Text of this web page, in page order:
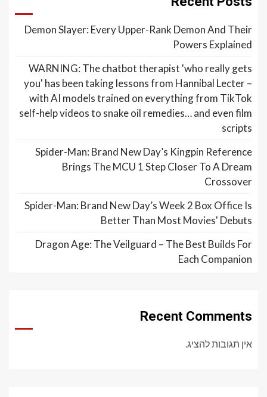
Demon Slayer: Every Upper-Rank Demon And Their
Powers Explained
WARNING: The chatbot therapist 'who really gets
you' has been taking lessons from Hannibal Lecter –
with AI models trained on everything from TikTok
self-help videos to snake oil remedies… and even film
scripts
Spider-Man: Brand New Day’s Kingpin Reference
Brings The MCU 1 Step Closer To A Dream
Crossover
Spider-Man: Brand New Day’s Week 2 Box Office Is
Better Than Most Movies' Debuts
Dragon Age: The Veilguard – The Best Builds For
Each Companion
Recent Comments
אין תגובות להציג.